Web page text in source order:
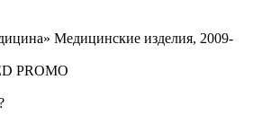
Медицинские изделия, 2009-
PROMO